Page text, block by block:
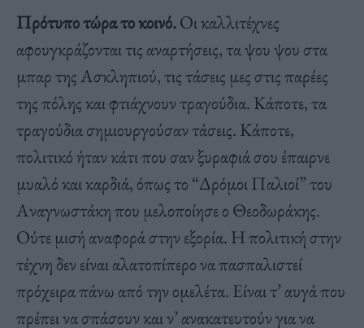
Πρότυπο τώρα το κοινό.Οι καλλιτέχνες
αφουγκράζονται τις αναρτήσεις, τα ψου ψου στα
μπαρ της Ασκληπιού, τις τάσεις μες στις παρέες
της πόλης και φτιάχνουν τραγούδια. Κάποτε, τα
τραγούδια σημιουργούσαν τάσεις. Κάποτε,
πολιτικό ήταν κάτι που σαν ξυραφιά σου έπαιρνε
μυαλό και καρδιά, όπως το “Δρόμοι Παλιοί” του
Αναγνωστάκη που μελοποίησε ο Θεοδωράκης.
Ούτε μισή αναφορά στην εξορία. Η πολιτική στην
τέχνη δεν είναι αλατοπίπερο να πασπαλιστεί
πρόχειρα πάνω από την ομελέτα. Είναι τ’ αυγά που
πρέπει να σπάσουν και ν’ ανακατευτούν για να